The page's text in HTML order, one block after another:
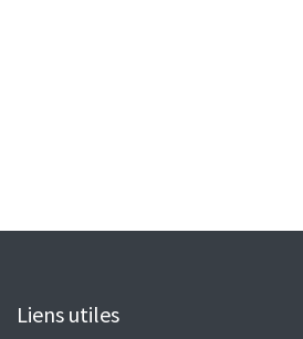
Liens utiles